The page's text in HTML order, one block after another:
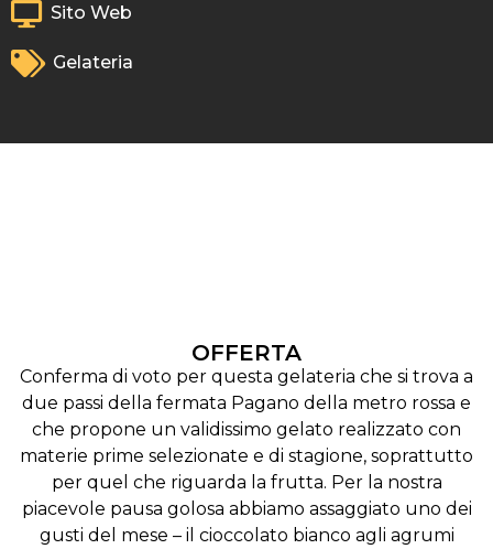
Sito Web
Gelateria
OFFERTA
Conferma di voto per questa gelateria che si trova a
due passi della fermata Pagano della metro rossa e
che propone un validissimo gelato realizzato con
materie prime selezionate e di stagione, soprattutto
per quel che riguarda la frutta. Per la nostra
piacevole pausa golosa abbiamo assaggiato uno dei
gusti del mese – il cioccolato bianco agli agrumi